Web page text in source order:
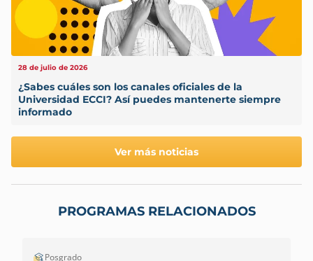
28 de julio de 2026
¿Sabes cuáles son los canales oficiales de la
Universidad ECCI? Así puedes mantenerte siempre
informado
Ver más noticias
PROGRAMAS RELACIONADOS
Posgrado